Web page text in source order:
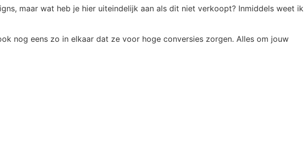
maar wat heb je hier uiteindelijk aan als dit niet verkoopt? Inmiddels weet ik
nog eens zo in elkaar dat ze voor hoge conversies zorgen. Alles om jouw